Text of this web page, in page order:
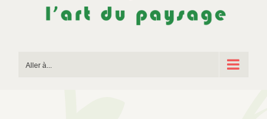
Aller à...